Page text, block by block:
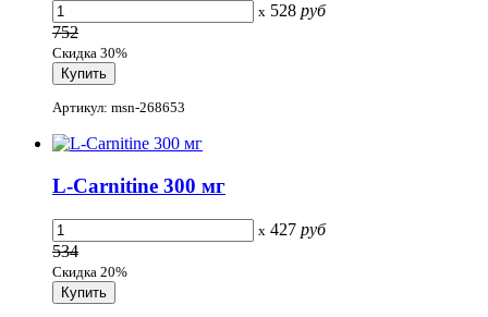
x 528 руб
752
Скидка 30%
Артикул: msn-268653
L-Carnitine 300 мг
x 427 руб
534
Скидка 20%